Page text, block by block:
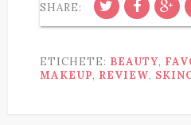
SHARE:
ETICHETE: BEAUTY,
MAKEUP, REVIEW,